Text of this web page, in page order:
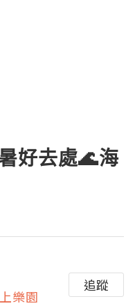
好去處🌊海
樂園
追蹤